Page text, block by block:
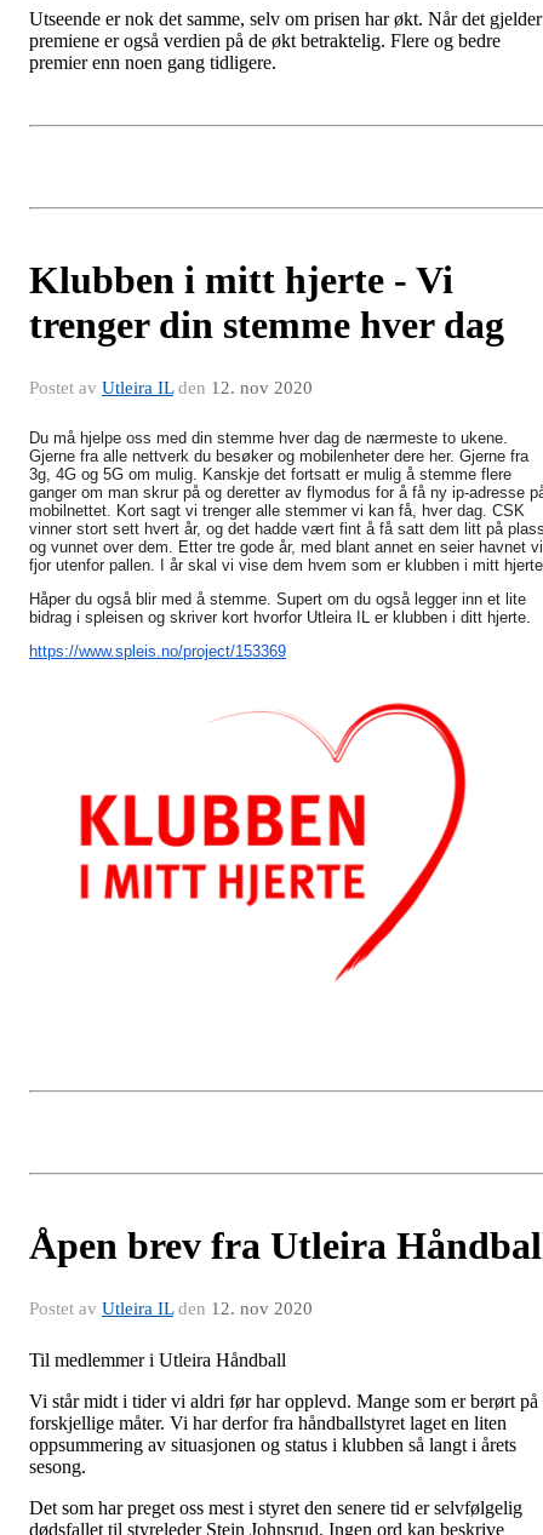
Utseende er nok det samme, selv om prisen har økt. Når det gjelder
premiene er også verdien på de økt betraktelig. Flere og bedre
premier enn noen gang tidligere.
Klubben i mitt hjerte - Vi
trenger din stemme hver dag
Postet av Utleira ILden 12. nov 2020
Du må hjelpe oss med din stemme hver dag de nærmeste to ukene.
Gjerne fra alle nettverk du besøker og mobilenheter dere her. Gjerne fra
3g, 4G og 5G om mulig. Kanskje det fortsatt er mulig å stemme flere
ganger om man skrur på og deretter av flymodus for å få ny ip-adresse
mobilnettet. Kort sagt vi trenger alle stemmer vi kan få, hver dag. CSK
vinner stort sett hvert år, og det hadde vært fint å få satt dem litt på
og vunnet over dem. Etter tre gode år, med blant annet en seier havnet
fjor utenfor pallen. I år skal vi vise dem hvem som er klubben i mitt hjerte
Håper du også blir med å stemme. Supert om du også legger inn et lite
bidrag i spleisen og skriver kort hvorfor Utleira IL er klubben i ditt hjerte.
https://www.spleis.no/project/153369
Åpen brev fra Utleira
Postet av Utleira ILden 12. nov 2020
Til medlemmer i Utleira Håndball
Vi står midt i tider vi aldri før har opplevd. Mange som er berørt på
forskjellige måter. Vi har derfor fra håndballstyret laget en liten
oppsummering av situasjonen og status i klubben så langt i årets
sesong.
Det som har preget oss mest i styret den senere tid er selvfølgelig
dødsfallet til styreleder Stein Johnsrud. Ingen ord kan beskrive